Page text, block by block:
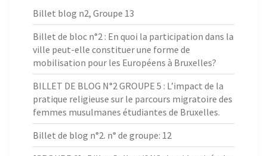
Billet blog n2, Groupe 13
Billet de bloc n°2 : En quoi la participation dans la
ville peut-elle constituer une forme de
mobilisation pour les Européens à Bruxelles?
BILLET DE BLOG N°2 GROUPE 5 : L’impact de la
pratique religieuse sur le parcours migratoire des
femmes musulmanes étudiantes de Bruxelles.
Billet de blog n°2. n° de groupe: 12